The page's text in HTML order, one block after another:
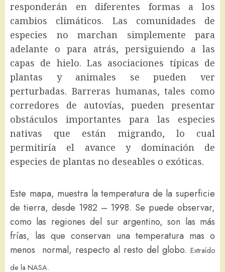
responderán en diferentes formas a los
cambios climáticos. Las comunidades de
especies no marchan simplemente para
adelante o para atrás, persiguiendo a las
capas de hielo. Las asociaciones típicas de
plantas y animales se pueden ver
perturbadas. Barreras humanas, tales como
corredores de autovías, pueden presentar
obstáculos importantes para las especies
nativas que están migrando, lo cual
permitiría el avance y dominación de
especies de plantas no deseables o exóticas.
Este mapa, muestra la temperatura de la superficie
de tierra, desde 1982 – 1998. Se puede observar,
como las regiones del sur argentino, son las más
frías, las que conservan una temperatura mas o
menos normal, respecto al resto del globo. Extraído
de la NASA.